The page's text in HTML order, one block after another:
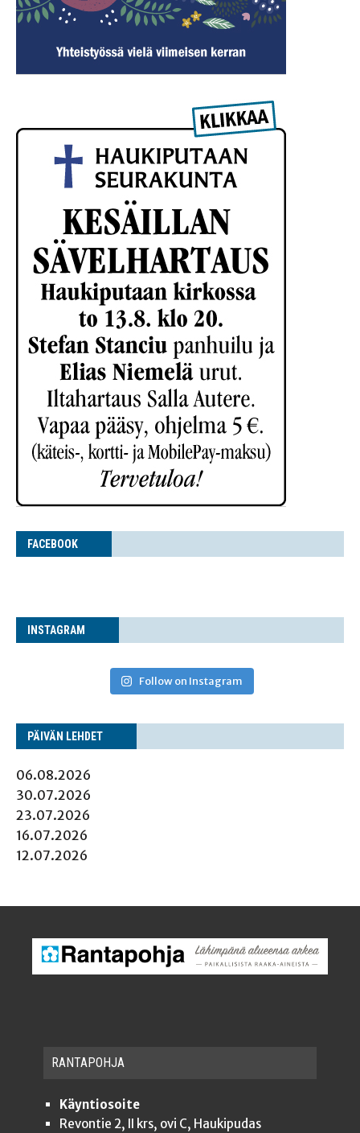
FACE­BOOK
INS­TA­GRAM
Follow on Instagram
PÄI­VÄN LEHDET
06.08.2026
30.07.2026
23.07.2026
16.07.2026
12.07.2026
RAN­TA­POH­JA
Käyntiosoite
Revontie 2, II krs, ovi C, Haukipudas